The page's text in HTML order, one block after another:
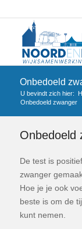
Onbedoeld
U bevindt zich hier:
Onbedoeld zwanger
Onbedoeld
De test is
zwanger
Hoe je je ook
beste is om de
kunt nemen.